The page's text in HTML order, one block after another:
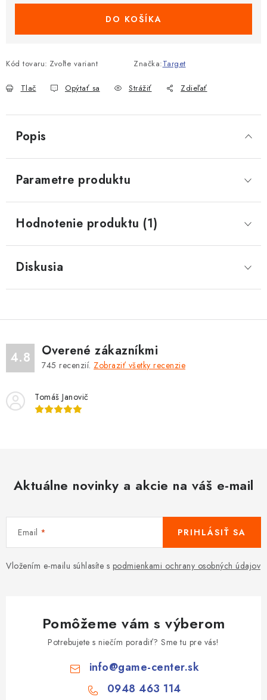
DO KOŠÍKA
Kód tovaru: Zvoľte variant Značka:Target
Tlač Opýtať sa Strážiť Zdieľať
Popis
Parametre produktu
Hodnotenie produktu (1)
Diskusia
4.8 Overené zákazníkmi
745 recenzií. Zobraziť všetky recenzie
Tomáš Janovič
Aktuálne novinky a akcie na váš e-mail
Email
Vložením e-mailu súhlasíte s podmienkami ochrany osobných údajov
PRIHLÁSIŤ SA
Pomôžeme vám s výberom
Potrebujete s niečím poradiť? Sme tu pre vás!
info@game-center.sk
0948 463 114